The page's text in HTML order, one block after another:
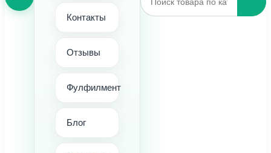
Контакты
Отзывы
Фулфилмент
Блог